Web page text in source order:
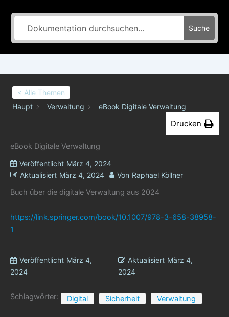
Suche
< Alle Themen
Haupt
Verwaltung eBook Digitale Verwaltung
Drucken
eBook Digitale Verwaltung
Veröffentlicht März 4, 2024
Aktualisiert März 4, 2024 Von Raphael Köllner
Buch über die digitale Verwaltung aus 2024
https://link.springer.com/book/10.1007/978-3-658-38958-
1
Veröffentlicht März 4,
2024
Aktualisiert März 4,
2024
Schlagwörter: Digital Sicherheit Verwaltung